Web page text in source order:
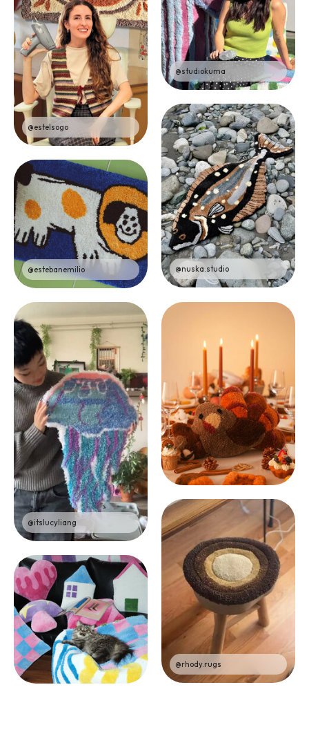
@estelsogo
@estebanemilio
@studiokuma
@nuska.studio
@itslucyliang
@rhody.rugs